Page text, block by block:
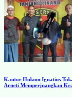
Kantor Hukum Ignatius
Arneti Memperjuangkan